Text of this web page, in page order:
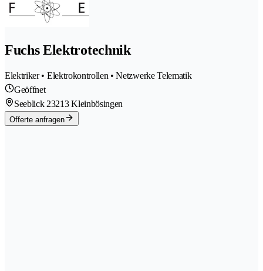
Fuchs Elektrotechnik
Elektriker • Elektrokontrollen • Netzwerke Telematik
Geöffnet
Seeblick 23213 Kleinbösingen
Offerte anfragen